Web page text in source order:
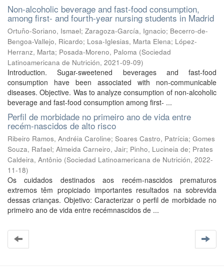
Non-alcoholic beverage and fast-food consumption,
among first- and fourth-year nursing students in Madrid
Ortuño-Soriano, Ismael; Zaragoza-García, Ignacio; Becerro-de-
Bengoa-Vallejo, Ricardo; Losa-Iglesias, Marta Elena; López-
Herranz, Marta; Posada-Moreno, Paloma (Sociedad
Latinoamericana de Nutrición, 2021-09-09)
Introduction. Sugar-sweetened beverages and fast-food
consumption have been associated with non-communicable
diseases. Objective. Was to analyze consumption of non-alcoholic
beverage and fast-food consumption among first- ...
Perfil de morbidade no primeiro ano de vida entre
recém-nascidos de alto risco
Ribeiro Ramos, Andréia Caroline; Soares Castro, Patrícia; Gomes
Souza, Rafael; Almeida Carneiro, Jair; Pinho, Lucineia de; Prates
Caldeira, Antônio (Sociedad Latinoamericana de Nutrición, 2022-
11-18)
Os cuidados destinados aos recém-nascidos prematuros
extremos têm propiciado importantes resultados na sobrevida
dessas crianças. Objetivo: Caracterizar o perfil de morbidade no
primeiro ano de vida entre recémnascidos de ...